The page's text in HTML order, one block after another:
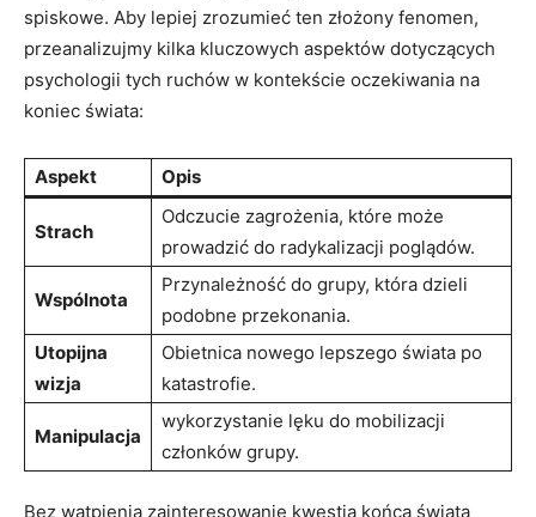
spiskowe. Aby lepiej zrozumieć ten złożony ⁤fenomen,
przeanalizujmy kilka kluczowych aspektów dotyczących
psychologii tych‍ ruchów w kontekście oczekiwania na
koniec świata:
Aspekt Opis
Strach
Odczucie zagrożenia,⁢ które ​może
prowadzić do radykalizacji poglądów.
Wspólnota
Przynależność do grupy,⁢ która dzieli
podobne przekonania.
Utopijna
wizja
Obietnica nowego lepszego‌ świata po
‌katastrofie.
Manipulacja
wykorzystanie ‍lęku do mobilizacji
członków grupy.
Bez wątpienia zainteresowanie kwestią ⁢końca​ świata⁣